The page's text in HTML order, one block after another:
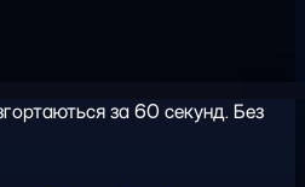
за 60 секунд. Без